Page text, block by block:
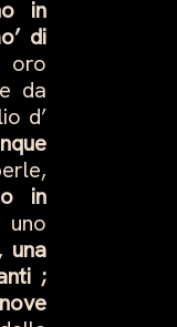
in
di
da
d’
in
una
;